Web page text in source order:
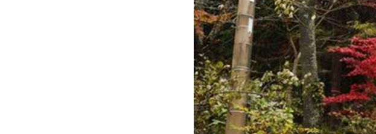
いばらきフラワーパーク
つくばエキスポセンター
東筑波ユートピア
土浦市霞ヶ浦総合公園